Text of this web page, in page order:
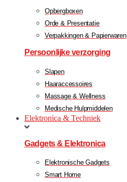
Opbergboxen
Orde & Presentatie
Verpakkingen & Papierwaren
Persoonlijke verzorging
Slapen
Haaraccessoires
Massage & Wellness
Medische Hulpmiddelen
Elektronica & Techniek
Gadgets & Elektronica
Elektronische Gadgets
Smart Home